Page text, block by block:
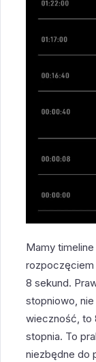
Mamy
rozpoczęciem
8 sekund.
stopniowo,
wieczność, to
stopnia. To
niezbędne do